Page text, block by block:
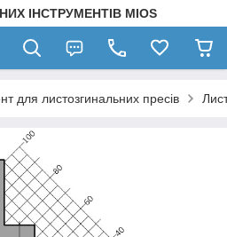
ІНСТРУМЕНТІВ MIOS
для листозгинальних пресів